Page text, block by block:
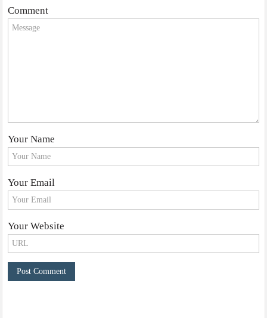
Comment
Your Name
Your Email
Your Website